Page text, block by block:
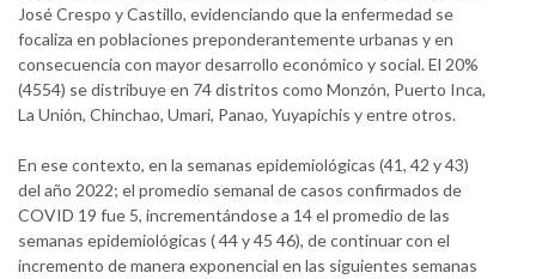
José Crespo y Castillo, evidenciando que la enfermedad se
focaliza en poblaciones preponderantemente urbanas y en
consecuencia con mayor desarrollo económico y social. El 20%
(4554) se distribuye en 74 distritos como Monzón, Puerto Inca,
La Unión, Chinchao, Umari, Panao, Yuyapichis y entre otros.
En ese contexto, en la semanas epidemiológicas (41, 42 y 43)
del año 2022; el promedio semanal de casos confirmados de
COVID 19 fue 5, incrementándose a 14 el promedio de las
semanas epidemiológicas ( 44 y 45 46), de continuar con el
incremento de manera exponencial en las siguientes semanas